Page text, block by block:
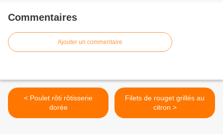
Commentaires
Ajouter un commentaire
< Poulet rôti rôtisserie
dorée
Filets de rouget grillés au
citron >